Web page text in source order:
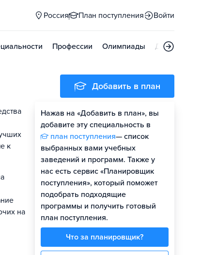
Россия План поступления Войти
Профессии Олимпиады Дни открытых
к
на
Добавить в план
Нажав на «Добавить в план», вы
добавите эту специальность в
план поступления— список
выбранных вами учебных
заведений и программ. Также у
нас есть сервис «Планировщик
поступления», который поможет
подобрать подходящие
программы и получить готовый
план поступления.
Что за планировщик?